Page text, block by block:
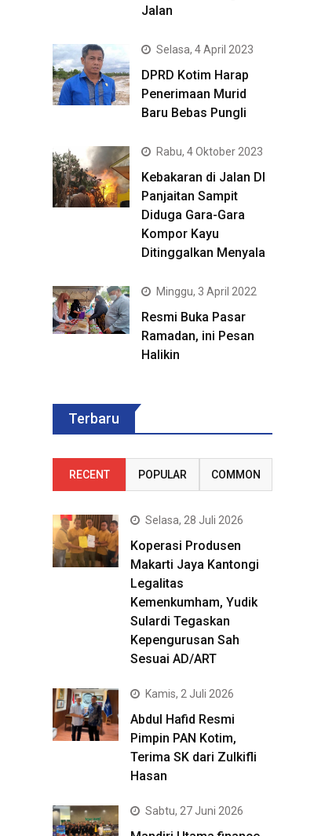
Jalan
Selasa, 4 April 2023
DPRD Kotim Harap
Penerimaan Murid
Baru Bebas Pungli
Rabu, 4 Oktober 2023
Kebakaran di Jalan DI
Panjaitan Sampit
Diduga Gara-Gara
Kompor Kayu
Ditinggalkan Menyala
Minggu, 3 April 2022
Resmi Buka Pasar
Ramadan, ini Pesan
Halikin
Terbaru
RECENT POPULAR COMMON
Selasa, 28 Juli 2026
Koperasi Produsen
Makarti Jaya Kantongi
Legalitas
Kemenkumham, Yudik
Sulardi Tegaskan
Kepengurusan Sah
Sesuai AD/ART
Kamis, 2 Juli 2026
Abdul Hafid Resmi
Pimpin PAN Kotim,
Terima SK dari Zulkifli
Hasan
Sabtu, 27 Juni 2026